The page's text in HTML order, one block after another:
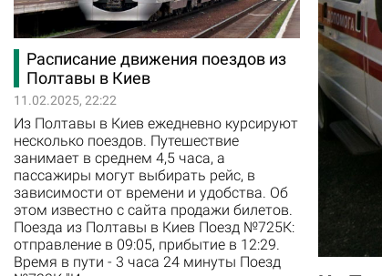
Расписание движения поездов из
Полтавы в Киев
11.02.2025, 22:22
Из Полтавы в Киев ежедневно курсируют
несколько поездов. Путешествие
занимает в среднем 4,5 часа, а
пассажиры могут выбирать рейс, в
зависимости от времени и удобства. Об
этом известно с сайта продажи билетов.
Поезда из Полтавы в Киев Поезд №725К:
отправление в 09:05, прибытие в 12:29.
Время в пути - 3 часа 24 минуты Поезд